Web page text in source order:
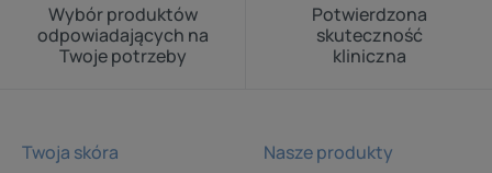
Wybór produktów
odpowiadających na
Twoje potrzeby
Potwierdzona
skuteczność
kliniczna
Twoja skóra
Nasze produkty